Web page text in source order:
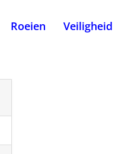
Roeien Veiligheid